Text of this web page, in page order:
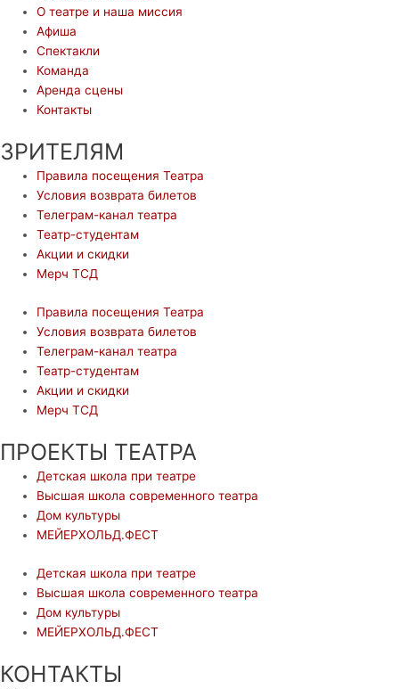
О театре и наша миссия
Афиша
Спектакли
Команда
Аренда сцены
Контакты
ЗРИТЕЛЯМ
Правила посещения Театра
Условия возврата билетов
Телеграм-канал театра
Театр-студентам
Акции и скидки
Мерч ТСД
Правила посещения Театра
Условия возврата билетов
Телеграм-канал театра
Театр-студентам
Акции и скидки
Мерч ТСД
ПРОЕКТЫ ТЕАТРА
Детская школа при театре
Высшая школа современного театра
Дом культуры
МЕЙЕРХОЛЬД.ФЕСТ
Детская школа при театре
Высшая школа современного театра
Дом культуры
МЕЙЕРХОЛЬД.ФЕСТ
КОНТАКТЫ